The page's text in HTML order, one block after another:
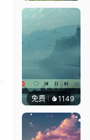
免费 1149冰茶